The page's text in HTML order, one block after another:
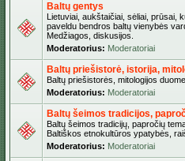
Baltų gentys
Lietuviai, aukštaičiai, sėliai, prūsai,
paveldu bendros baltų vienybės
Medžiagos, diskusijos.
Moderatorius: Moderatoriai
Baltų priešistorė, istorija,
Baltų priešistorės, mitologijos
Moderatorius: Moderatoriai
Baltų šeimos tradicijos,
Baltų šeimos tradicijų, papročių
Baltiškos etnokultūros ypatybės,
Moderatorius: Moderatoriai